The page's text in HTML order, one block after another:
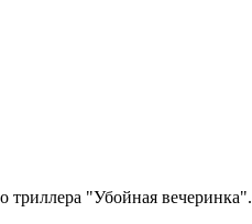
триллера "Убойная вечеринка".